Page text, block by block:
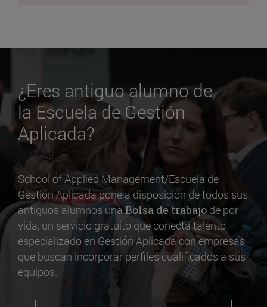
¿Eres antiguo alumno de
la Escuela de Gestión
Aplicada?
School of Applied Management/Escuela de
Gestión Aplicada pone a disposición de todos sus
antiguos alumnos unaBolsa de trabajo de por
vida, un servicio gratuito que conecta talento
especializado en Gestión Aplicada con empresas
que buscan incorporar perfiles cualificados a sus
equipos.